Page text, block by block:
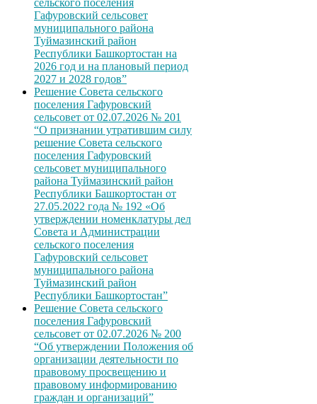
Гафуровский сельсовет
муниципального района
Туймазинский район
Республики Башкортостан на
2026 год и на плановый период
2027 и 2028 годов”
Решение Совета сельского
поселения Гафуровский
сельсовет от 02.07.2026 № 201
“О признании утратившим силу
решение Совета сельского
поселения Гафуровский
сельсовет муниципального
района Туймазинский район
Республики Башкортостан от
27.05.2022 года № 192 «Об
утверждении номенклатуры дел
Совета и Администрации
сельского поселения
Гафуровский сельсовет
муниципального района
Туймазинский район
Республики Башкортостан”
Решение Совета сельского
поселения Гафуровский
сельсовет от 02.07.2026 № 200
“Об утверждении Положения об
организации деятельности по
правовому просвещению и
правовому информированию
граждан и организаций”